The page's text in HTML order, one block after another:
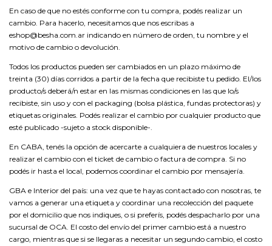
En caso de que no estés conforme con tu compra, podés realizar un
cambio. Para hacerlo, necesitamos que nos escribas a
eshop@besha.com.ar indicando en número de orden, tu nombre y el
motivo de cambio o devolución.
Todos los productos pueden ser cambiados en un plazo máximo de
treinta (30) días corridos a partir de la fecha que recibiste tu pedido. El/los
producto/s deberá/n estar en las mismas condiciones en las que lo/s
recibiste, sin uso y con el packaging (bolsa plástica, fundas protectoras) y
etiquetas originales. Podés realizar el cambio por cualquier producto que
esté publicado -sujeto a stock disponible-.
En CABA, tenés la opción de acercarte a cualquiera de nuestros locales y
realizar el cambio con el ticket de cambio o factura de compra. Si no
podés ir hasta el local, podemos coordinar el cambio por mensajería.
GBA e Interior del país: una vez que te hayas contactado con nosotras, te
vamos a generar una etiqueta y coordinar una recolección del paquete
por el domicilio que nos indiques, o si preferís, podés despacharlo por una
sucursal de OCA. El costo del envío del primer cambio está a nuestro
cargo, mientras que si se llegaras a necesitar un segundo cambio, el costo